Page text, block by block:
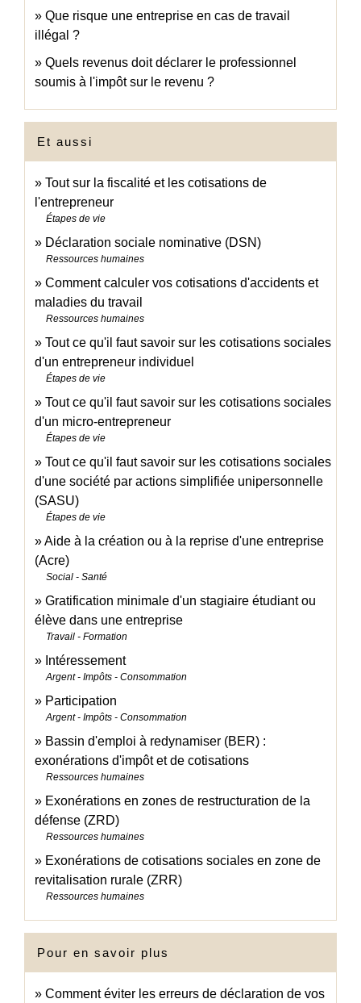
Que risque une entreprise en cas de travail
illégal ?
Quels revenus doit déclarer le professionnel
soumis à l'impôt sur le revenu ?
Et aussi
Tout sur la fiscalité et les cotisations de
l'entrepreneur
Étapes de vie
Déclaration sociale nominative (DSN)
Ressources humaines
Comment calculer vos cotisations d'accidents et
maladies du travail
Ressources humaines
Tout ce qu'il faut savoir sur les cotisations sociales
d'un entrepreneur individuel
Étapes de vie
Tout ce qu'il faut savoir sur les cotisations sociales
d'un micro-entrepreneur
Étapes de vie
Tout ce qu'il faut savoir sur les cotisations sociales
d'une société par actions simplifiée unipersonnelle
(SASU)
Étapes de vie
Aide à la création ou à la reprise d'une entreprise
(Acre)
Social - Santé
Gratification minimale d'un stagiaire étudiant ou
élève dans une entreprise
Travail - Formation
Intéressement
Argent - Impôts - Consommation
Participation
Argent - Impôts - Consommation
Bassin d'emploi à redynamiser (BER) :
exonérations d'impôt et de cotisations
Ressources humaines
Exonérations en zones de restructuration de la
défense (ZRD)
Ressources humaines
Exonérations de cotisations sociales en zone de
revitalisation rurale (ZRR)
Ressources humaines
Pour en savoir plus
Comment éviter les erreurs de déclaration de vos